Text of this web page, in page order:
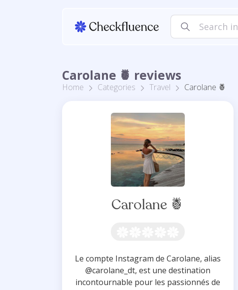
Carolane 🍍 reviews
Home Categories Travel Carolane 🍍
Carolane 🍍
Le compte Instagram de Carolane, alias
@carolane_dt, est une destination
incontournable pour les passionnés de